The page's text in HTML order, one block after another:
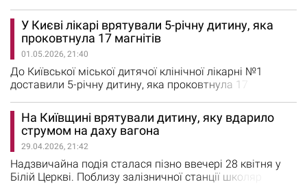
спостереження оприлюднила патрульна поліція Києва.
На місце ДТП оперативно прибули інспектори та
з’ясували всі обставини аварії. Попередньо, водій
автомобіля Audi не впорався з керуванням і в’їхав…
У Києві лікарі врятували 5-річну дитину, яка
проковтнула 17 магнітів
01.05.2026, 21:40
До Київської міської дитячої клінічної лікарні №1
доставили 5-річну дитину, яка проковтнула 17
операційної, вона по-дитячому безпосередньо сказала
лікарям: «У мене всередині для вас є сюрприз».
Рентген показав у шлунково-кишковому тракті
ланцюжок із магнітів. Лікарі діяли терміново. Спочатку
ендоскопічно…
На Київщині врятували дитину, яку вдарило
струмом на даху вагона
29.04.2026, 21:42
Надзвичайна подія сталася пізно ввечері 28 квітня у
Білій Церкві. Поблизу залізничної станції школяр